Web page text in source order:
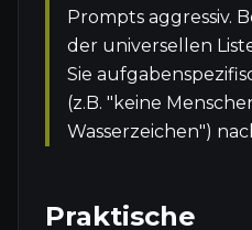
Prompts aggressiv.
der universellen
Sie
(z.B. "keine
Wasserzeichen")
Praktische